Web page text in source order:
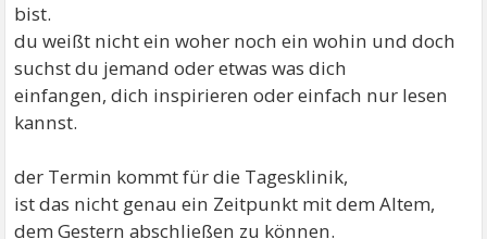
bist.
du weißt nicht ein woher noch ein wohin und doch
suchst du jemand oder etwas was dich
einfangen, dich inspirieren oder einfach nur lesen
kannst.
der Termin kommt für die Tagesklinik,
ist das nicht genau ein Zeitpunkt mit dem Altem,
dem Gestern abschließen zu können.